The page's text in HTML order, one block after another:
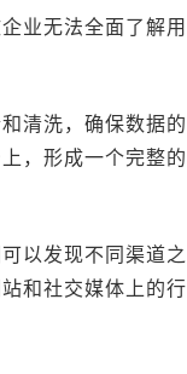
业无法全面了解用
清洗，确保数据的
，形成一个完整的
以发现不同渠道之
和社交媒体上的行